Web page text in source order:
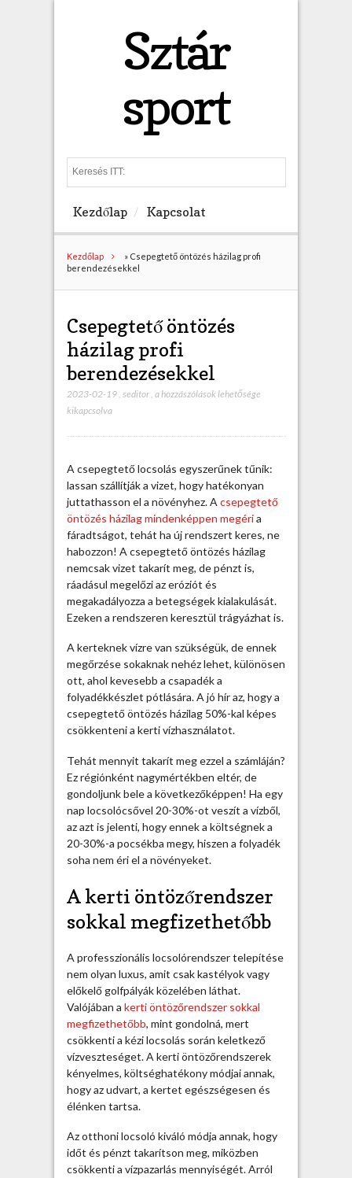
Sztár
sport
e
h
Kezdőlap Kapcsolat
Kezdőlap » Csepegtető öntözés házilag profi
berendezésekkel
Csepegtető öntözés
házilag profi
berendezésekkel
2023-02-19, seditor, C
g
t
e
t
ő
ö
n
t
ö
z
á
a
g
p
r
o
f
i
r
e
d
e
z
é
s
e
k
k
e
e
j
e
a hozzászólások lehetősége
kikapcsolva
A csepegtető locsolás egyszerűnek tűnik:
lassan szállítják a vizet, hogy hatékonyan
juttathasson el a növényhez. A csepegtető
öntözés házilag mindenképpen megéria
fáradtságot, tehát ha új rendszert keres, ne
habozzon! A csepegtető öntözés házilag
nemcsak vizet takarít meg, de pénzt is,
ráadásul megelőzi az eróziót és
megakadályozza a betegségek kialakulását.
Ezeken a rendszeren keresztül trágyázhat is.
A kerteknek vízre van szükségük, de ennek
megőrzése sokaknak nehéz lehet, különösen
ott, ahol kevesebb a csapadék a
folyadékkészlet pótlására. A jó hír az, hogy a
csepegtető öntözés házilag 50%-kal képes
csökkenteni a kerti vízhasználatot.
Tehát mennyit takarít meg ezzel a számláján?
Ez régiónként nagymértékben eltér, de
gondoljunk bele a következőképpen! Ha egy
nap locsolócsővel 20-30%-ot veszít a vízből,
az azt is jelenti, hogy ennek a költségnek a
20-30%-a pocsékba megy, hiszen a folyadék
soha nem éri el a növényeket.
A kerti öntözőrendszer
sokkal megfizethetőbb
A professzionális locsolórendszer telepítése
nem olyan luxus, amit csak kastélyok vagy
előkelő golfpályák közelében láthat.
Valójában a kerti öntözőrendszer sokkal
megfizethetőbb, mint gondolná, mert
csökkenti a kézi locsolás során keletkező
vízveszteséget. A kerti öntözőrendszerek
kényelmes, költséghatékony módjai annak,
hogy az udvart, a kertet egészségesen és
élénken tartsa.
Az otthoni locsoló kiváló módja annak, hogy
időt és pénzt takarítson meg, miközben
csökkenti a vízpazarlás mennyiségét. Arról